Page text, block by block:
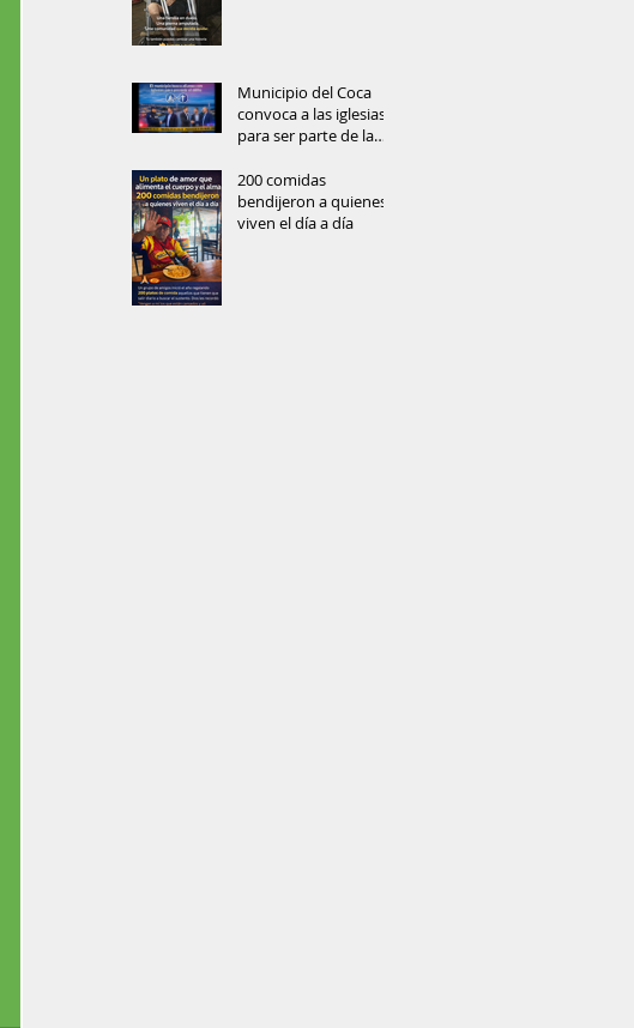
Municipio del Coca
convoca a las iglesias
para ser parte de la
y reconstrucción del
tejido social
200 comidas
bendijeron a quienes
viven el día a día